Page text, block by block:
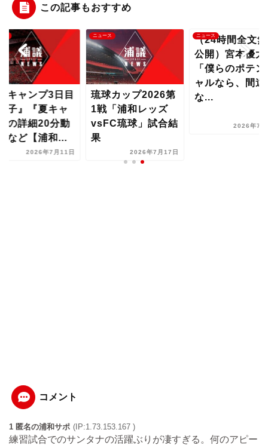
この記事もおすすめ
キャンプ3日目
子』『夏キャ
の詳細20分動
など【浦和...
2026年7月11日
ニュース
琉球カップ2026第
1戦「浦和レッズ
vsFC琉球」試合結
果
2026年7月17日
ニュース
（24時間全文
公開）宮本優太
「僕らのポテン
ャルなら、間違
な...
2026年7
コメント
1 匿名の浦和サポ (IP:1.73.153.167 )
練習試合でのサンタナの活躍ぶりが凄すぎる。何のアピー